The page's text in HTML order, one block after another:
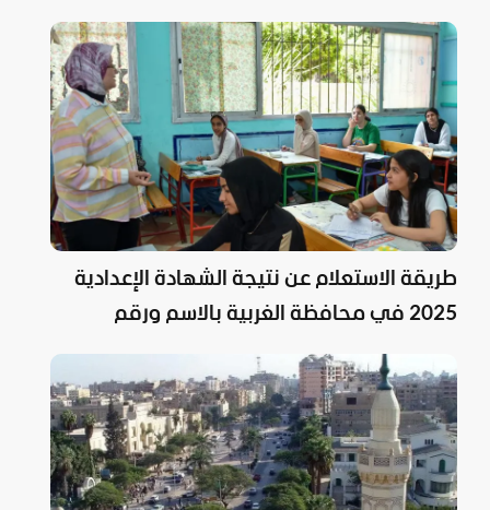
طريقة الاستعلام عن نتيجة الشهادة الإعدادية
2025 في محافظة الغربية بالاسم ورقم